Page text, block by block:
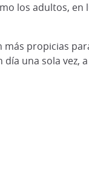
los adultos, en
más propicias
una sola vez,